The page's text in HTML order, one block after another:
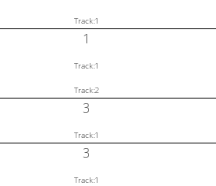
Track:1
1
Track:1
Track:2
3
Track:1
3
Track:1